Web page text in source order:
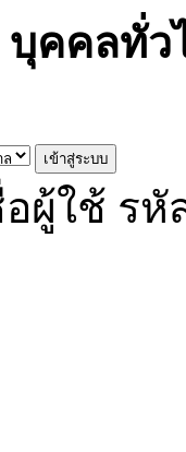
บุคคลทั่ว
ผู้ใช้ รหั